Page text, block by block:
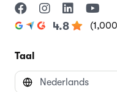
4.8
Taal